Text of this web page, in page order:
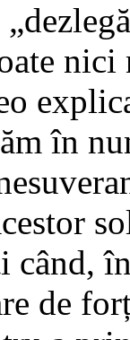
nici
în
când,
de